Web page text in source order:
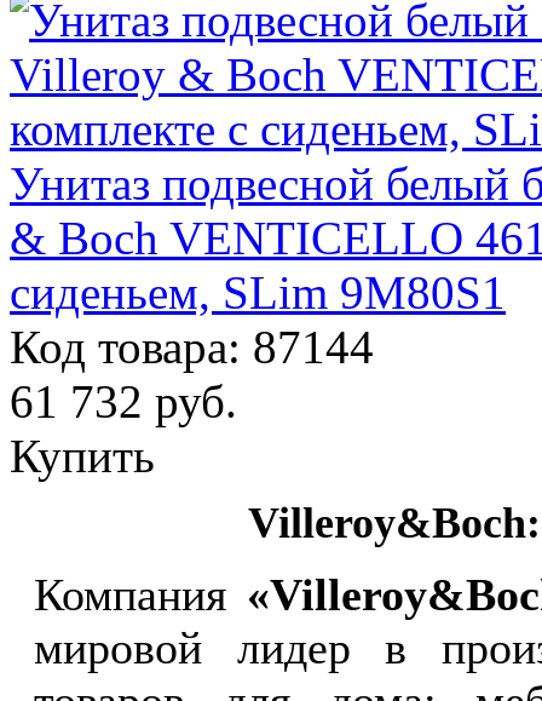
Унитаз подвесной
& Boch VENTICELLO
сиденьем, SLim 9M80S1
Код товара: 87144
61 732 руб.
Купить
Компания
мировой лидер в